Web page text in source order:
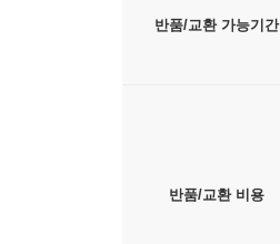
반품/교환 가능기간
반품/교환 비용